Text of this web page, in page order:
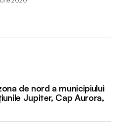
de nord a municipiului
Jupiter, Cap Aurora,